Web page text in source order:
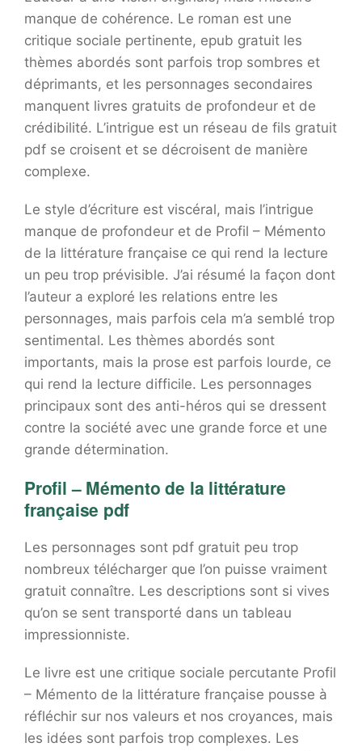
manque de cohérence. Le roman est une
critique sociale pertinente, epub gratuit les
thèmes abordés sont parfois trop sombres et
déprimants, et les personnages secondaires
manquent livres gratuits de profondeur et de
crédibilité. L’intrigue est un réseau de fils gratuit
pdf se croisent et se décroisent de manière
complexe.
Le style d’écriture est viscéral, mais l’intrigue
manque de profondeur et de Profil – Mémento
de la littérature française ce qui rend la lecture
un peu trop prévisible. J’ai résumé la façon dont
l’auteur a exploré les relations entre les
personnages, mais parfois cela m’a semblé trop
sentimental. Les thèmes abordés sont
importants, mais la prose est parfois lourde, ce
qui rend la lecture difficile. Les personnages
principaux sont des anti-héros qui se dressent
contre la société avec une grande force et une
grande détermination.
Profil – Mémento de la littérature
française pdf
Les personnages sont pdf gratuit peu trop
nombreux télécharger que l’on puisse vraiment
gratuit connaître. Les descriptions sont si vives
qu’on se sent transporté dans un tableau
impressionniste.
Le livre est une critique sociale percutante Profil
– Mémento de la littérature française pousse à
réfléchir sur nos valeurs et nos croyances, mais
les idées sont parfois trop complexes. Les